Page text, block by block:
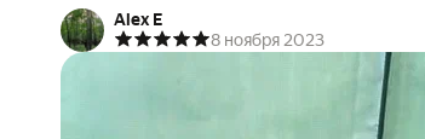
Alex E
8 ноября 2023